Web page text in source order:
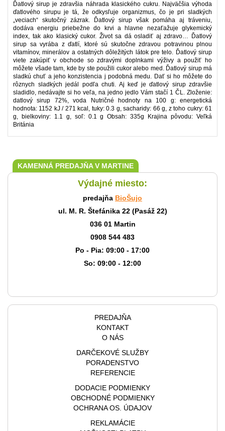
Ďatlový sirup je zdravšia náhrada klasického cukru. Najväčšia výhoda
ďatlového sirupu je tá, že odkysľuje organizmus, čo je pri sladkých
„veciach“ skutočný zázrak. Ďatlový sirup však pomáha aj tráveniu,
dodáva energiu priebežne do krvi a hlavne nezaťažuje glykemický
index, tak ako klasický cukor. Život sa dá osladiť aj zdravo… Ďatlový
sirup sa vyrába z ďatlí, ktoré sú skutočne zdravou potravinou plnou
vitamínov, minerálov a ostatných dôležitých látok pre telo. Ďatlový sirup
viete zakúpiť v obchode so zdravými doplnkami výživy a použiť ho
môžete všade tam, kde by ste použili cukor alebo med. Ďatlový sirup má
sladkú chuť a jeho konzistencia j podobná medu. Dať si ho môžete do
rôznych sladkých jedál podľa chuti. Aj keď je ďatlový sirup zdravšie
sladidlo, nedávajte si ho veľa, na jedno jedlo Vám stačí 1 ČL. Zloženie:
datlový sirup 72%, voda Nutričné hodnoty na 100 g: energetická
hodnota: 1152 kJ / 271 kcal, tuky: 0.3 g, sacharidy: 66 g, z toho cukry: 61
g, bielkoviny: 1.1 g, soľ: 0.1 g Obsah: 335g Krajina pôvodu: Veľká
Británia
KAMENNÁ PREDAJŇA V MARTINE
Výdajné miesto:
predajňa BioŠujo
ul. M. R. Štefánika 22 (Pasáž 22)
036 01 Martin
0908 544 483
Po - Pia: 09:00 - 17:00
So: 09:00 - 12:00
PREDAJŇA
KONTAKT
O NÁS
DARČEKOVÉ SLUŽBY
PORADENSTVO
REFERENCIE
DODACIE PODMIENKY
OBCHODNÉ PODMIENKY
OCHRANA OS. ÚDAJOV
REKLAMÁCIE